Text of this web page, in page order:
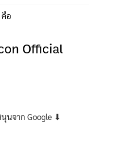
อ
Official
นจาก Google ⬇